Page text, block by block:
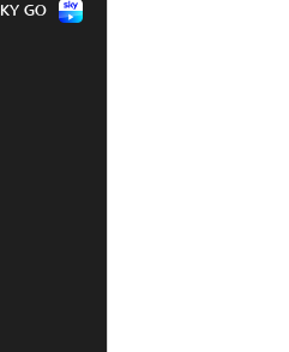
GO